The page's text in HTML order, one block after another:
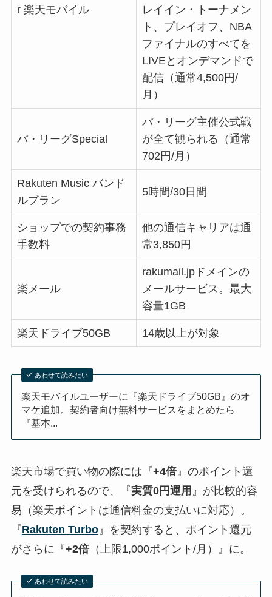
r 楽天モバイル
レイイン・トーナメン
ト、プレイオフ、NBA
ファイナルのすべてを
LIVEとオンデマンドで
配信（通常4,500円/
月）
パ・リーグSpecial
パ・リーグ主催公式戦
が全て観られる（通常
702円/月）
Rakuten Music バンド
ルプラン
5時間/30日間
ショップでの契約事務
手数料
他の通信キャリアは通
常3,850円
楽メール
rakumail.jpドメインの
メールサービス。最大
容量1GB
楽天ドライブ50GB 14歳以上が対象
あわせて読みたい
楽天モバイルユーザーに『楽天ドライブ50GB』のオ
マケ追加。契約者向け無料サービスをまとめたら
『基本...
楽天市場で買い物の際には『+4倍』のポイント還
元を受けられるので、『実質0円運用 』が比較的容
易（楽天ポイントは通信料金の支払いに対応）。
『Rakuten Turbo』を契約すると、ポイント還元
がさらに『+2倍（上限1,000ポイント/月）』に。
あわせて読みたい